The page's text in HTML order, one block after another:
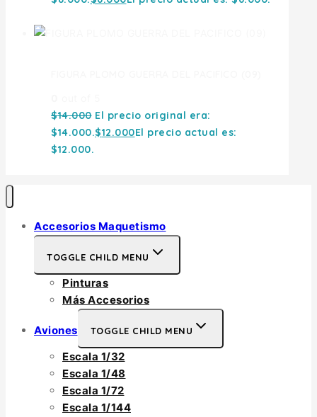
$14.000 El precio original era:
$14.000.$12.000El precio actual es:
$12.000.
Accesorios Maquetismo
TOGGLE CHILD MENU
Pinturas
Más Accesorios
Aviones TOGGLE CHILD MENU
Escala 1/32
Escala 1/48
Escala 1/72
Escala 1/144